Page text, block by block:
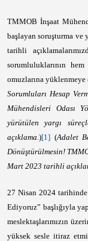
TMMOB İnşaat
başlayan soruşturma ve
tarihli
sorumluluklarının
omuzlarına yüklenmeye
Sorumluları Hesap
Mühendisleri Odası
yürütülen yargı
açıklama.)[1] (Adalet
Dönüştürülmesin!
Mart 2023 tarihli
27 Nisan 2024 tarihinde
Ediyoruz” başlığıyla
meslektaşlarımızın
yüksek sesle itiraz